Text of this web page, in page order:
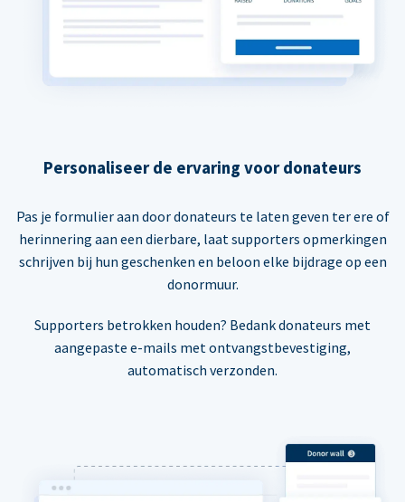
Personaliseer de ervaring voor donateurs
Pas je formulier aan door donateurs te laten geven ter ere of
herinnering aan een dierbare, laat supporters opmerkingen
schrijven bij hun geschenken en beloon elke bijdrage op een
donormuur.
Supporters betrokken houden? Bedank donateurs met
aangepaste e-mails met ontvangstbevestiging,
automatisch verzonden.